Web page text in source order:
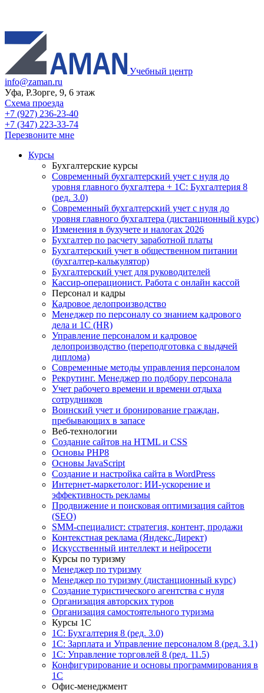
Учебный центр
info@zaman.ru
Уфа, Р.Зорге, 9, 6 этаж
Схема проезда
+7 (927) 236-23-40
+7 (347) 223-33-74
Перезвоните мне
Курсы
Бухгалтерские курсы
Современный бухгалтерский учет с нуля до
уровня главного бухгалтера + 1С: Бухгалтерия 8
(ред. 3.0)
Современный бухгалтерский учет с нуля до
уровня главного бухгалтера (дистанционный курс)
Изменения в бухучете и налогах 2026
Бухгалтер по расчету заработной платы
Бухгалтерский учет в общественном питании
(бухгалтер-калькулятор)
Бухгалтерский учет для руководителей
Кассир-операционист. Работа с онлайн кассой
Персонал и кадры
Кадровое делопроизводство
Менеджер по персоналу со знанием кадрового
дела и 1С (HR)
Управление персоналом и кадровое
делопроизводство (переподготовка с выдачей
диплома)
Современные методы управления персоналом
Рекрутинг. Менеджер по подбору персонала
Учет рабочего времени и времени отдыха
сотрудников
Воинский учет и бронирование граждан,
пребывающих в запасе
Веб-технологии
Создание сайтов на HTML и СSS
Основы PHP8
Основы JavaScript
Создание и настройка сайта в WordPress
Интернет-маркетолог: ИИ-ускорение и
эффективность рекламы
Продвижение и поисковая оптимизация сайтов
(SEO)
SMM-специалист: стратегия, контент, продажи
Контекстная реклама (Яндекс.Директ)
Искусственный интеллект и нейросети
Курсы по туризму
Менеджер по туризму
Менеджер по туризму (дистанционный курс)
Создание туристического агентства с нуля
Организация авторских туров
Организация самостоятельного туризма
Курсы 1С
1С: Бухгалтерия 8 (ред. 3.0)
1С: Зарплата и Управление персоналом 8 (ред. 3.1)
1С: Управление торговлей 8 (ред. 11.5)
Конфигурирование и основы программирования в
1С
Офис-менеджмент